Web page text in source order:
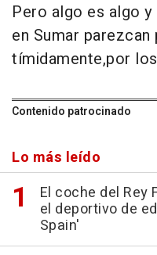
Pero algo es algo
en Sumar
tímidamente,por
Contenido patrocinado
Lo más leído
El coche del Rey
el deportivo de
Spain'